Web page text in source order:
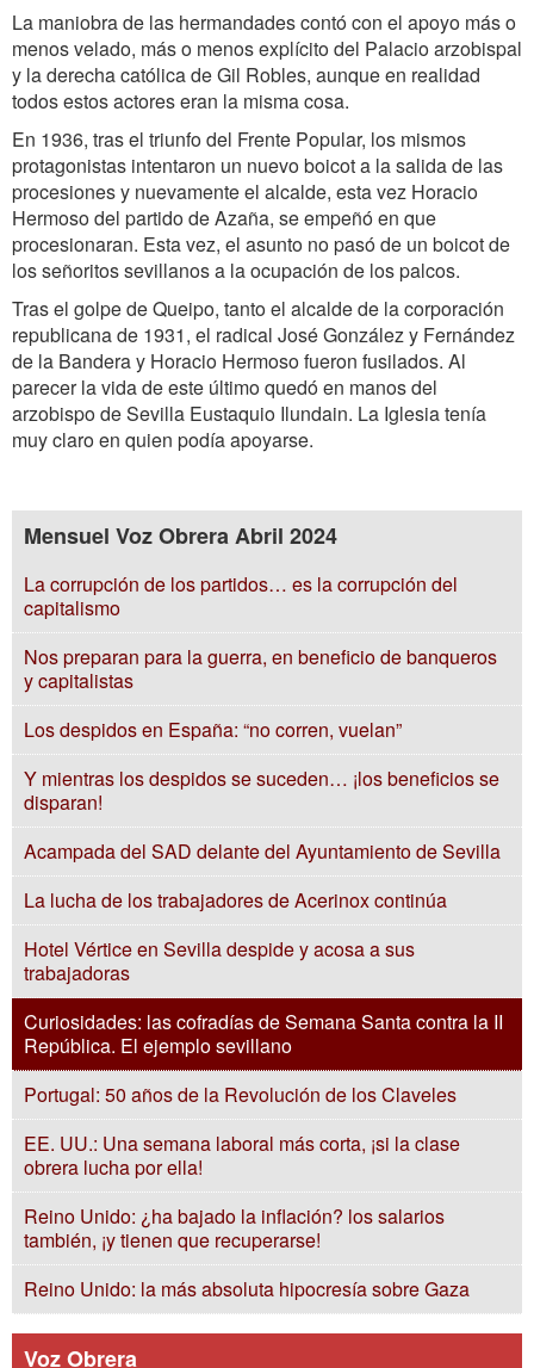
La maniobra de las hermandades contó con el apoyo más o
menos velado, más o menos explícito del Palacio arzobispal
y la derecha católica de Gil Robles, aunque en realidad
todos estos actores eran la misma cosa.
En 1936, tras el triunfo del Frente Popular, los mismos
protagonistas intentaron un nuevo boicot a la salida de las
procesiones y nuevamente el alcalde, esta vez Horacio
Hermoso del partido de Azaña, se empeñó en que
procesionaran. Esta vez, el asunto no pasó de un boicot de
los señoritos sevillanos a la ocupación de los palcos.
Tras el golpe de Queipo, tanto el alcalde de la corporación
republicana de 1931, el radical José González y Fernández
de la Bandera y Horacio Hermoso fueron fusilados. Al
parecer la vida de este último quedó en manos del
arzobispo de Sevilla Eustaquio Ilundain. La Iglesia tenía
muy claro en quien podía apoyarse.
Mensuel Voz Obrera Abril 2024
La corrupción de los partidos… es la corrupción del
capitalismo
Nos preparan para la guerra, en beneficio de banqueros
y capitalistas
Los despidos en España: “no corren, vuelan”
Y mientras los despidos se suceden… ¡los beneficios se
disparan!
Acampada del SAD delante del Ayuntamiento de Sevilla
La lucha de los trabajadores de Acerinox continúa
Hotel Vértice en Sevilla despide y acosa a sus
trabajadoras
Curiosidades: las cofradías de Semana Santa contra la II
República. El ejemplo sevillano
Portugal: 50 años de la Revolución de los Claveles
EE. UU.: Una semana laboral más corta, ¡si la clase
obrera lucha por ella!
Reino Unido: ¿ha bajado la inflación? los salarios
también, ¡y tienen que recuperarse!
Reino Unido: la más absoluta hipocresía sobre Gaza
Voz Obrera